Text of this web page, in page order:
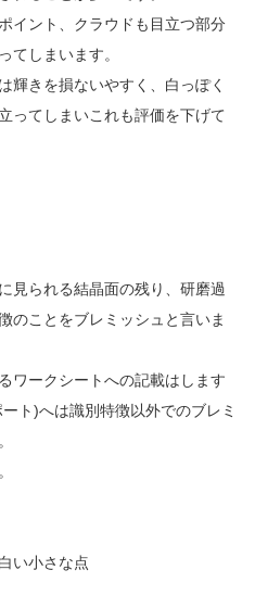
イント、クラウドも目立つ部分
てしまいます。
輝きを損ないやすく、白っぽく
ってしまいこれも評価を下げて
見られる結晶面の残り、研磨過
のことをブレミッシュと言いま
ワークシートへの記載はします
ト)へは識別特徴以外でのブレミ
い小さな点